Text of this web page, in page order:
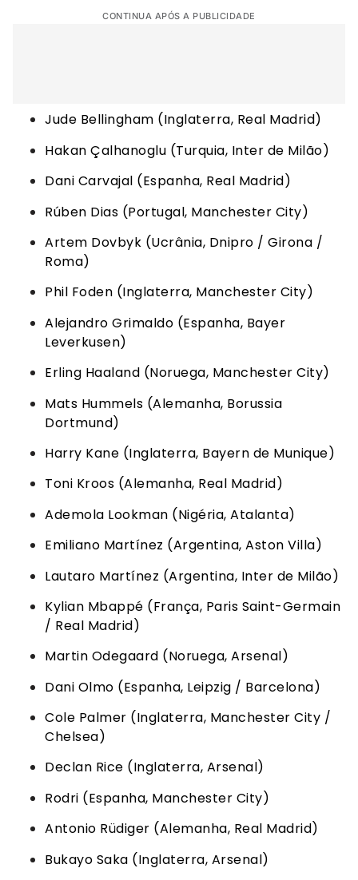
CONTINUA APÓS A PUBLICIDADE
Jude Bellingham (Inglaterra, Real Madrid)
Hakan Çalhanoglu (Turquia, Inter de Milão)
Dani Carvajal (Espanha, Real Madrid)
Rúben Dias (Portugal, Manchester City)
Artem Dovbyk (Ucrânia, Dnipro / Girona /
Roma)
Phil Foden (Inglaterra, Manchester City)
Alejandro Grimaldo (Espanha, Bayer
Leverkusen)
Erling Haaland (Noruega, Manchester City)
Mats Hummels (Alemanha, Borussia
Dortmund)
Harry Kane (Inglaterra, Bayern de Munique)
Toni Kroos (Alemanha, Real Madrid)
Ademola Lookman (Nigéria, Atalanta)
Emiliano Martínez (Argentina, Aston Villa)
Lautaro Martínez (Argentina, Inter de Milão)
Kylian Mbappé (França, Paris Saint-Germain
/ Real Madrid)
Martin Odegaard (Noruega, Arsenal)
Dani Olmo (Espanha, Leipzig / Barcelona)
Cole Palmer (Inglaterra, Manchester City /
Chelsea)
Declan Rice (Inglaterra, Arsenal)
Rodri (Espanha, Manchester City)
Antonio Rüdiger (Alemanha, Real Madrid)
Bukayo Saka (Inglaterra, Arsenal)